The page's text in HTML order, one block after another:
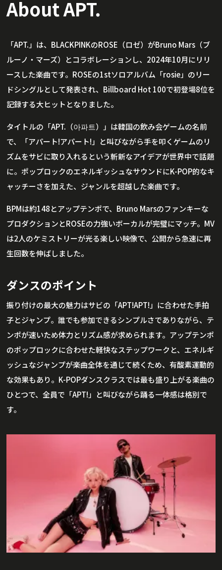
About APT.
「APT.」は、BLACKPINKのROSE（ロゼ）がBruno Mars（ブ
ルーノ・マーズ）とコラボレーションし、2024年10月にリリ
ースした楽曲です。ROSEの1stソロアルバム「rosie」のリー
ドシングルとして発表され、Billboard Hot 100で初登場8位を
記録する大ヒットとなりました。
タイトルの「APT.（아파트）」は韓国の飲み会ゲームの名前
で、「アパート!アパート!」と叫びながら手を叩くゲームのリ
ズムをサビに取り入れるという斬新なアイデアが世界中で話題
に。ポップロックのエネルギッシュなサウンドにK-POP的なキ
ャッチーさを加えた、ジャンルを超越した楽曲です。
BPMは約148とアップテンポで、Bruno Marsのファンキーな
プロダクションとROSEの力強いボーカルが完璧にマッチ。MV
は2人のケミストリーが光る楽しい映像で、公開から急速に再
生回数を伸ばしました。
ダンスのポイント
振り付けの最大の魅力はサビの「APT!APT!」に合わせた手拍
子とジャンプ。誰でも参加できるシンプルさでありながら、テ
ンポが速いため体力とリズム感が求められます。アップテンポ
のポップロックに合わせた軽快なステップワークと、エネルギ
ッシュなジャンプが楽曲全体を通じて続くため、有酸素運動的
な効果もあり。K-POPダンスクラスでは最も盛り上がる楽曲の
ひとつで、全員で「APT!」と叫びながら踊る一体感は格別で
す。